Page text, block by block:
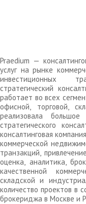
Praedium —
услуг на рынке
инвестиционных
стратегический
работает во всех
офисной, торговой,
реализовала
стратегического
консалтинговая
коммерческой
транзакций,
оценка, аналитика,
качественной
складской и
количество проектов в
брокериджа в Москве и